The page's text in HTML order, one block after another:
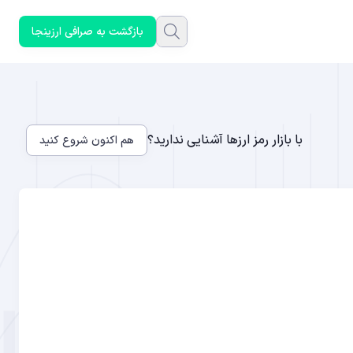
بازگشت به صرافی ارزینجا
با بازار رمز ارزها آشنایی ندارید؟ هم اکنون شروع کنید